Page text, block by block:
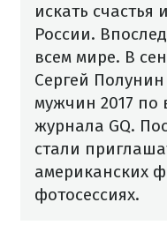
искать
России.
всем мире. В
Сергей
мужчин 2017 по
журнала GQ.
стали
американских
фотосессиях.